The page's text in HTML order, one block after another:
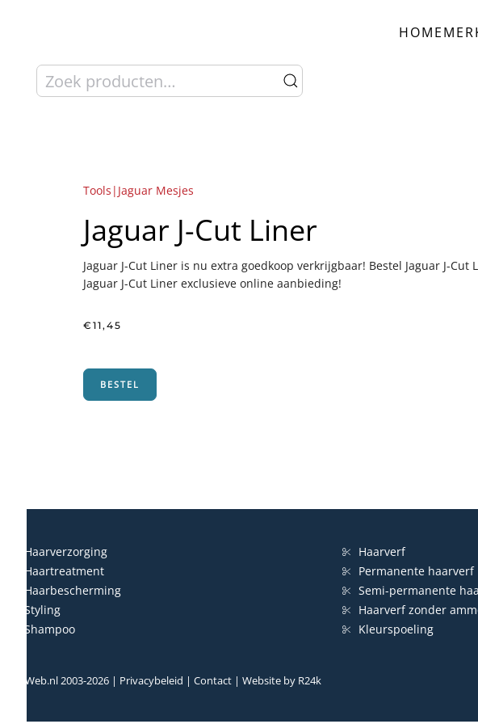
HOME
Zoeken
naar:
Tools|Jaguar Mesjes
Jaguar J-Cut Liner
Jaguar J-Cut Liner is nu extra goedkoop verkrijgbaar! Bestel Jaguar J-
Jaguar J-Cut Liner exclusieve online aanbieding!
€ 11,45
BESTEL
Haarverzorging
Haartreatment
Haarbescherming
Styling
Shampoo
Haarverf
Permanente haarverf
Semi-permanente
Haarverf zonder
Kleurspoeling
© HairWeb.nl 2003-2026 | Privacybeleid | Contact | Website by R24k